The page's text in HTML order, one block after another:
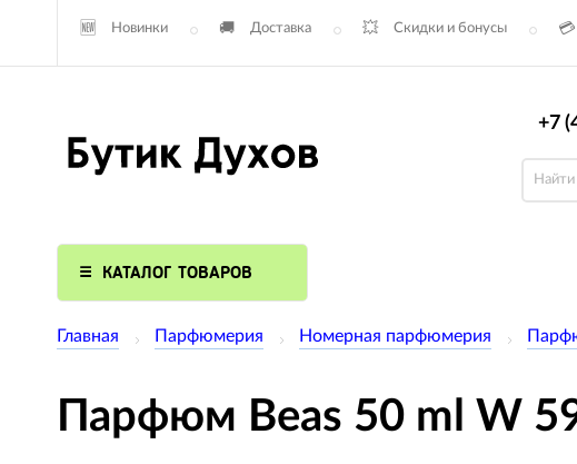
Новинки Доставка Скидки и бонусы
+7
КАТАЛОГ ТОВАРОВ
Главная Парфюмерия Номерная парфюмерия
Парфюм Beas 50 ml W